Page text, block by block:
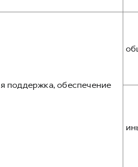
поддержка, обеспечение